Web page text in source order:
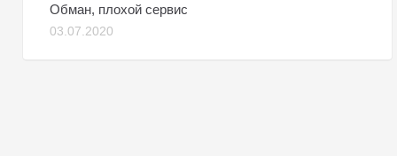
Обман, плохой сервис
03.07.2020